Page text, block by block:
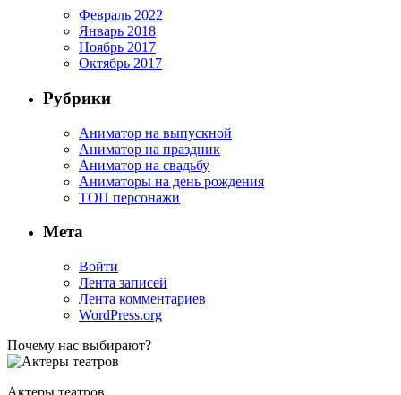
Февраль 2022
Январь 2018
Ноябрь 2017
Октябрь 2017
Рубрики
Аниматор на выпускной
Аниматор на праздник
Аниматор на свадьбу
Аниматоры на день рождения
ТОП персонажи
Мета
Войти
Лента записей
Лента комментариев
WordPress.org
Почему нас выбирают?